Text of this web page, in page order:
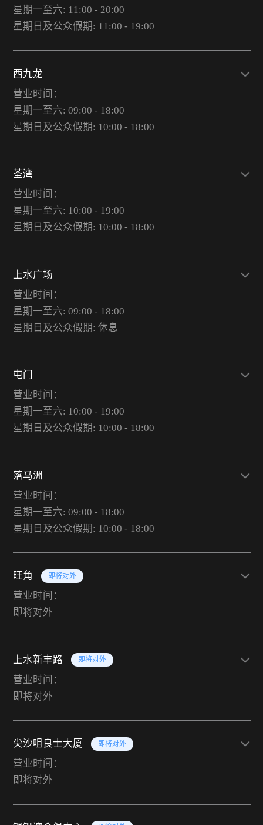
星期一至六: 11:00 - 20:00
星期日及公众假期: 11:00 - 19:00
西九龙
营业时间：
星期一至六: 09:00 - 18:00
星期日及公众假期: 10:00 - 18:00
荃湾
营业时间：
星期一至六: 10:00 - 19:00
星期日及公众假期: 10:00 - 18:00
上水广场
营业时间：
星期一至六: 09:00 - 18:00
星期日及公众假期: 休息
屯门
营业时间：
星期一至六: 10:00 - 19:00
星期日及公众假期: 10:00 - 18:00
落马洲
营业时间：
星期一至六: 09:00 - 18:00
星期日及公众假期: 10:00 - 18:00
旺角 即将对外
营业时间：
即将对外
上水新丰路 即将对外
营业时间：
即将对外
尖沙咀良士大厦 即将对外
营业时间：
即将对外